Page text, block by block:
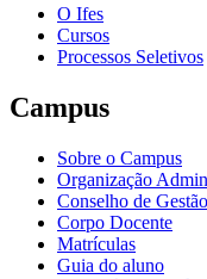
O Ifes
Cursos
Processos Seletivos
Campus
Sobre o Campus
Organização
Conselho de Gestão
Corpo Docente
Matrículas
Guia do aluno